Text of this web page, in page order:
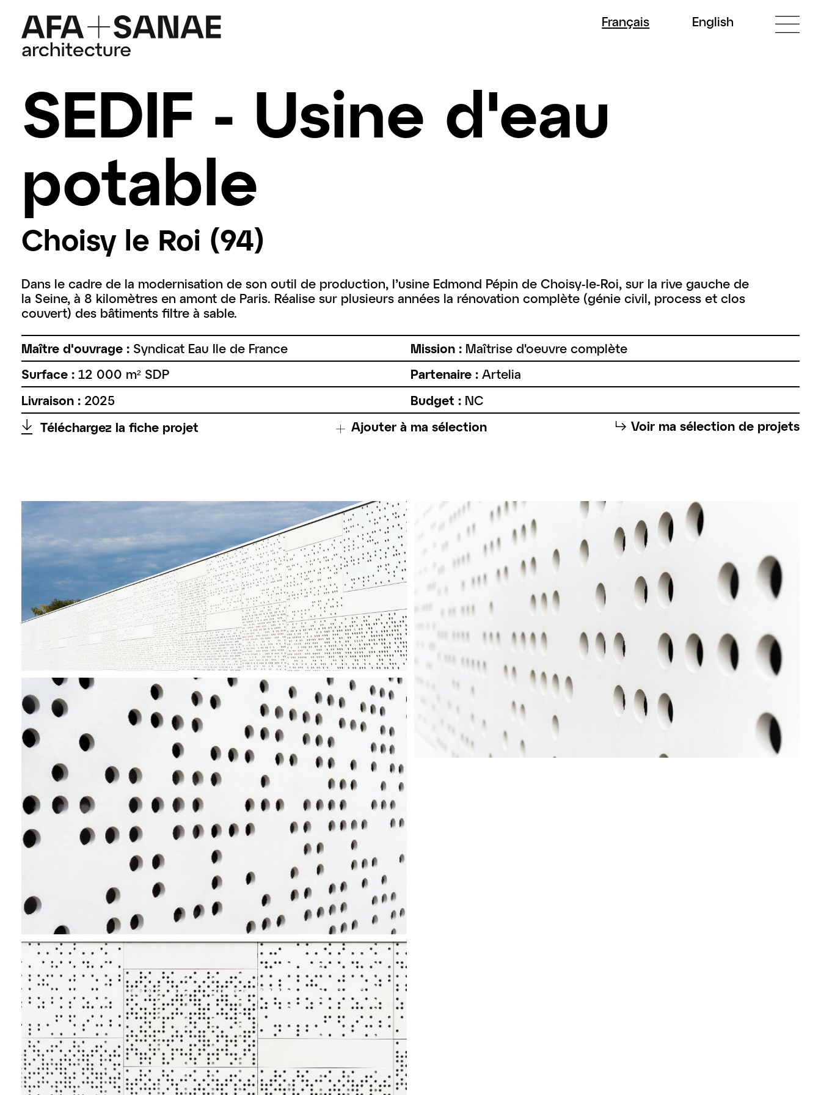
Français English
SEDIF - Usine d'eau
potable
Choisy le Roi (94)
Dans le cadre de la modernisation de son outil de production, l’usine Edmond Pépin de Choisy-le-Roi, sur la rive gauche de
la Seine, à 8 kilomètres en amont de Paris. Réalise sur plusieurs années la rénovation complète (génie civil, process et clos
couvert) des bâtiments filtre à sable.
Maître d'ouvrage : Syndicat Eau Ile de France Mission : Maîtrise d'oeuvre complète
Surface : 12 000 m² SDP Partenaire : Artelia
Livraison : 2025 Budget : NC
↑ Téléchargez la fiche projet Ajouter à ma sélection ⮡ Voir ma sélection de projets